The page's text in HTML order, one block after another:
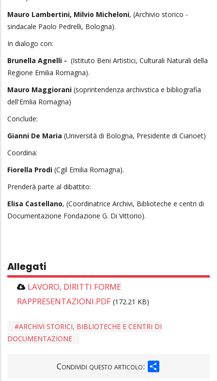
Mauro Lambertini, Milvio Micheloni, (Archivio storico -
sindacale Paolo Pedrelli, Bologna).
In dialogo con:
Brunella Agnelli - (Istituto Beni Artistici, Culturali Naturali della
Regione Emilia Romagna).
Mauro Maggiorani (soprintendenza archivstica e bibliografia
dell'Emlia Romagna)
Conclude:
Gianni De Maria (Università di Bologna, Presidente di Cianoet)
Coordina:
Fiorella Prodi (Cgil Emilia Romagna).
Prenderà parte al dibattito:
Elisa Castellano, (Coordinatrice Archivi, Biblioteche e centri di
Documentazione Fondazione G. Di Vittorio).
Allegati
LAVORO, DIRITTI FORME
RAPPRESENTAZIONI.PDF (172.21 KB)
ARCHIVI STORICI, BIBLIOTECHE E CENTRI DI
DOCUMENTAZIONE
Condividi questo articolo: